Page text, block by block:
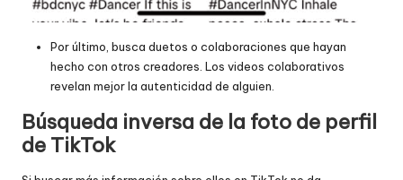
Por último, busca duetos o colaboraciones que hayan
hecho con otros creadores. Los videos colaborativos
revelan mejor la autenticidad de alguien.
Búsqueda inversa de la foto de perfil
de TikTok